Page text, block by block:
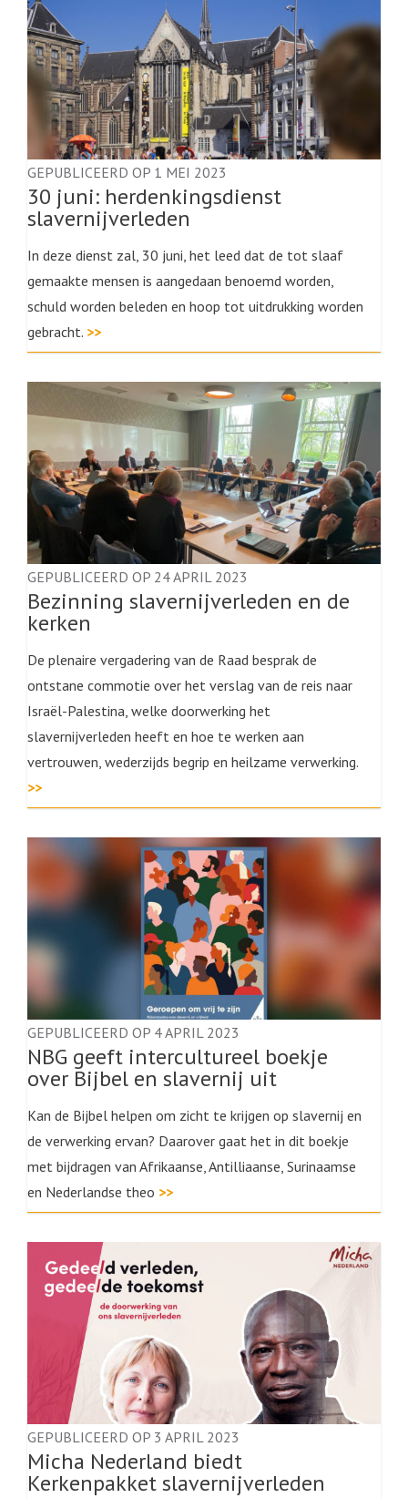
GEPUBLICEERD OP 1 MEI 2023
30 juni: herdenkingsdienst
slavernijverleden
In deze dienst zal, 30 juni, het leed dat de tot slaaf
gemaakte mensen is aangedaan benoemd worden,
schuld worden beleden en hoop tot uitdrukking worden
gebracht. >>
GEPUBLICEERD OP 24 APRIL 2023
Bezinning slavernijverleden en de
kerken
De plenaire vergadering van de Raad besprak de
ontstane commotie over het verslag van de reis naar
Israël-Palestina, welke doorwerking het
slavernijverleden heeft en hoe te werken aan
vertrouwen, wederzijds begrip en heilzame verwerking.
>>
GEPUBLICEERD OP 4 APRIL 2023
NBG geeft intercultureel boekje
over Bijbel en slavernij uit
Kan de Bijbel helpen om zicht te krijgen op slavernij en
de verwerking ervan? Daarover gaat het in dit boekje
met bijdragen van Afrikaanse, Antilliaanse, Surinaamse
en Nederlandse theo >>
GEPUBLICEERD OP 3 APRIL 2023
Micha Nederland biedt
Kerkenpakket slavernijverleden